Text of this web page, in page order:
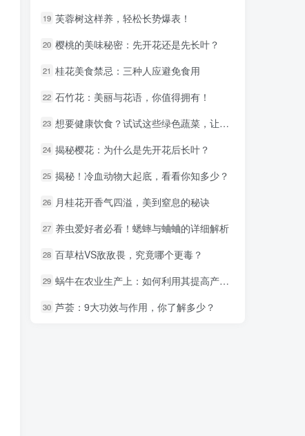
19 芙蓉树这样养，轻松长势爆表！
20 樱桃的美味秘密：先开花还是先长叶？
21 桂花美食禁忌：三种人应避免食用
22 石竹花：美丽与花语，你值得拥有！
23 想要健康饮食？试试这些绿色蔬菜，让你眼前一亮！
24 揭秘樱花：为什么是先开花后长叶？
25 揭秘！冷血动物大起底，看看你知多少？
26 月桂花开香气四溢，美到窒息的秘诀
27 养虫爱好者必看！蟋蟀与蛐蛐的详细解析
28 百草枯VS敌敌畏，究竟哪个更毒？
29 蜗牛在农业生产上：如何利用其提高产量？
30 芦荟：9大功效与作用，你了解多少？
19 芙蓉树这样养，轻松长势爆表！
20 樱桃的美味秘密：先开花还是先长叶？
21 桂花美食禁忌：三种人应避免食用
22 石竹花：美丽与花语，你值得拥有！
23 想要健康饮食？试试这些绿色蔬菜，让你眼前一亮！
24 揭秘樱花：为什么是先开花后长叶？
25 揭秘！冷血动物大起底，看看你知多少？
26 月桂花开香气四溢，美到窒息的秘诀
27 养虫爱好者必看！蟋蟀与蛐蛐的详细解析
28 百草枯VS敌敌畏，究竟哪个更毒？
29 蜗牛在农业生产上：如何利用其提高产量？
30 芦荟：9大功效与作用，你了解多少？